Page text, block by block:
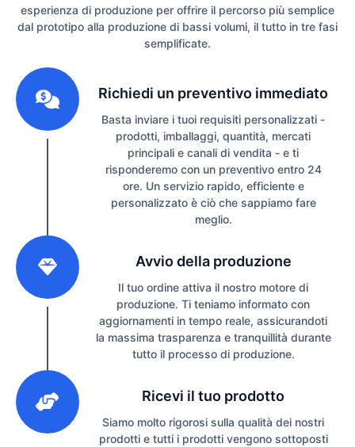
esperienza di produzione per offrire il percorso più semplice
dal prototipo alla produzione di bassi volumi, il tutto in tre fasi
semplificate.
Richiedi un preventivo immediato
Basta inviare i tuoi requisiti personalizzati -
prodotti, imballaggi, quantità, mercati
principali e canali di vendita - e ti
risponderemo con un preventivo entro 24
ore. Un servizio rapido, efficiente e
personalizzato è ciò che sappiamo fare
meglio.
Avvio della produzione
Il tuo ordine attiva il nostro motore di
produzione. Ti teniamo informato con
aggiornamenti in tempo reale, assicurandoti
la massima trasparenza e tranquillità durante
tutto il processo di produzione.
Ricevi il tuo prodotto
Siamo molto rigorosi sulla qualità dei nostri
prodotti e tutti i prodotti vengono sottoposti